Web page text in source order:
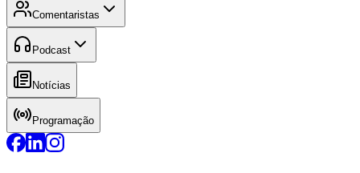
Comentaristas
Podcast
Notícias
Programação